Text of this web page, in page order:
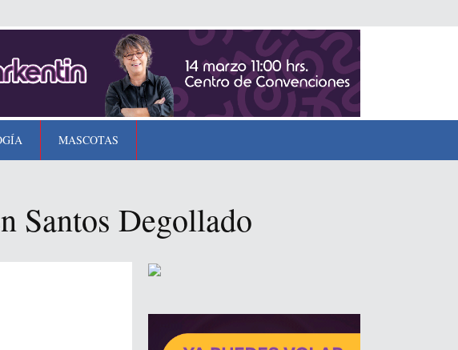
MASCOTAS
Santos Degollado